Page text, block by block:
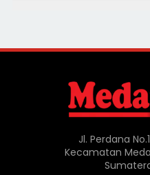
Jl. Perdana
Kecamatan